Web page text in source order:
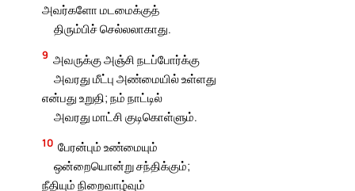
அவர்களோ மடமைக்குத்
திரும்பிச் செல்லலாகாது.
9 அவருக்கு அஞ்சி நடப்போர்க்கு
அவரது மீட்பு அண்மையில் உள்ளது
என்பது உறுதி; நம் நாட்டில்
அவரது மாட்சி குடிகொள்ளும்.
10 பேரன்பும் உண்மையும்
ஒன்றையொன்று சந்திக்கும்;
நீதியும் நிறைவாழ்வும்